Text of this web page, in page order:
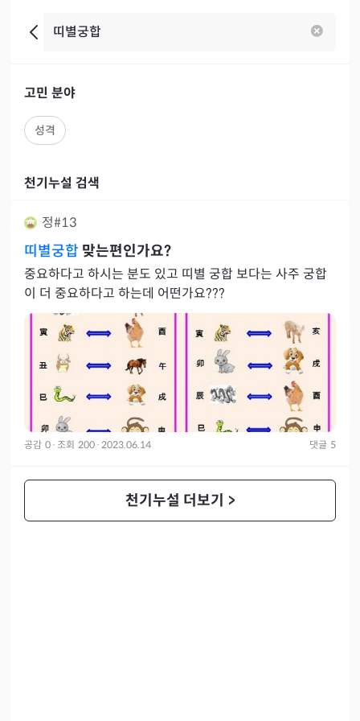
고민 분야
성격
천기누설 검색
정#13
띠별궁합 맞는편인가요?
중요하다고 하시는 분도 있고 띠별 궁합 보다는 사주 궁합
이 더 중요하다고 하는데 어떤가요???
공감 0 · 조회 200 · 2023.06.14 댓글 5
천기누설 더보기 >